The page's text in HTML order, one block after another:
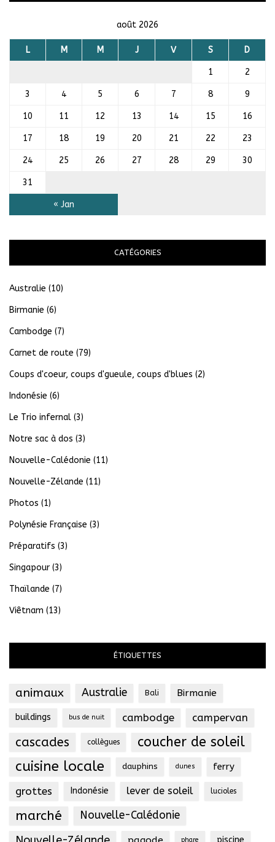
août 2026
L M M J V S D
« Jan
1 2
3 4 5 6 7 8 9
10 11 12 13 14 15 16
17 18 19 20 21 22 23
24 25 26 27 28 29 30
31
CATÉGORIES
Australie (10)
Birmanie (6)
Cambodge (7)
Carnet de route (79)
Coups d'coeur, coups d'gueule, coups d'blues (2)
Indonésie (6)
Le Trio infernal (3)
Notre sac à dos (3)
Nouvelle-Calédonie (11)
Nouvelle-Zélande (11)
Photos (1)
Polynésie Française (3)
Préparatifs (3)
Singapour (3)
Thaïlande (7)
Viêtnam (13)
ÉTIQUETTES
animaux Australie Bali Birmanie
buildings bus de nuit cambodge campervan
cascades collègues coucher de soleil
cuisine locale dauphins dunes ferry
grottes Indonésie lever de soleil lucioles
marché Nouvelle-Calédonie
phare